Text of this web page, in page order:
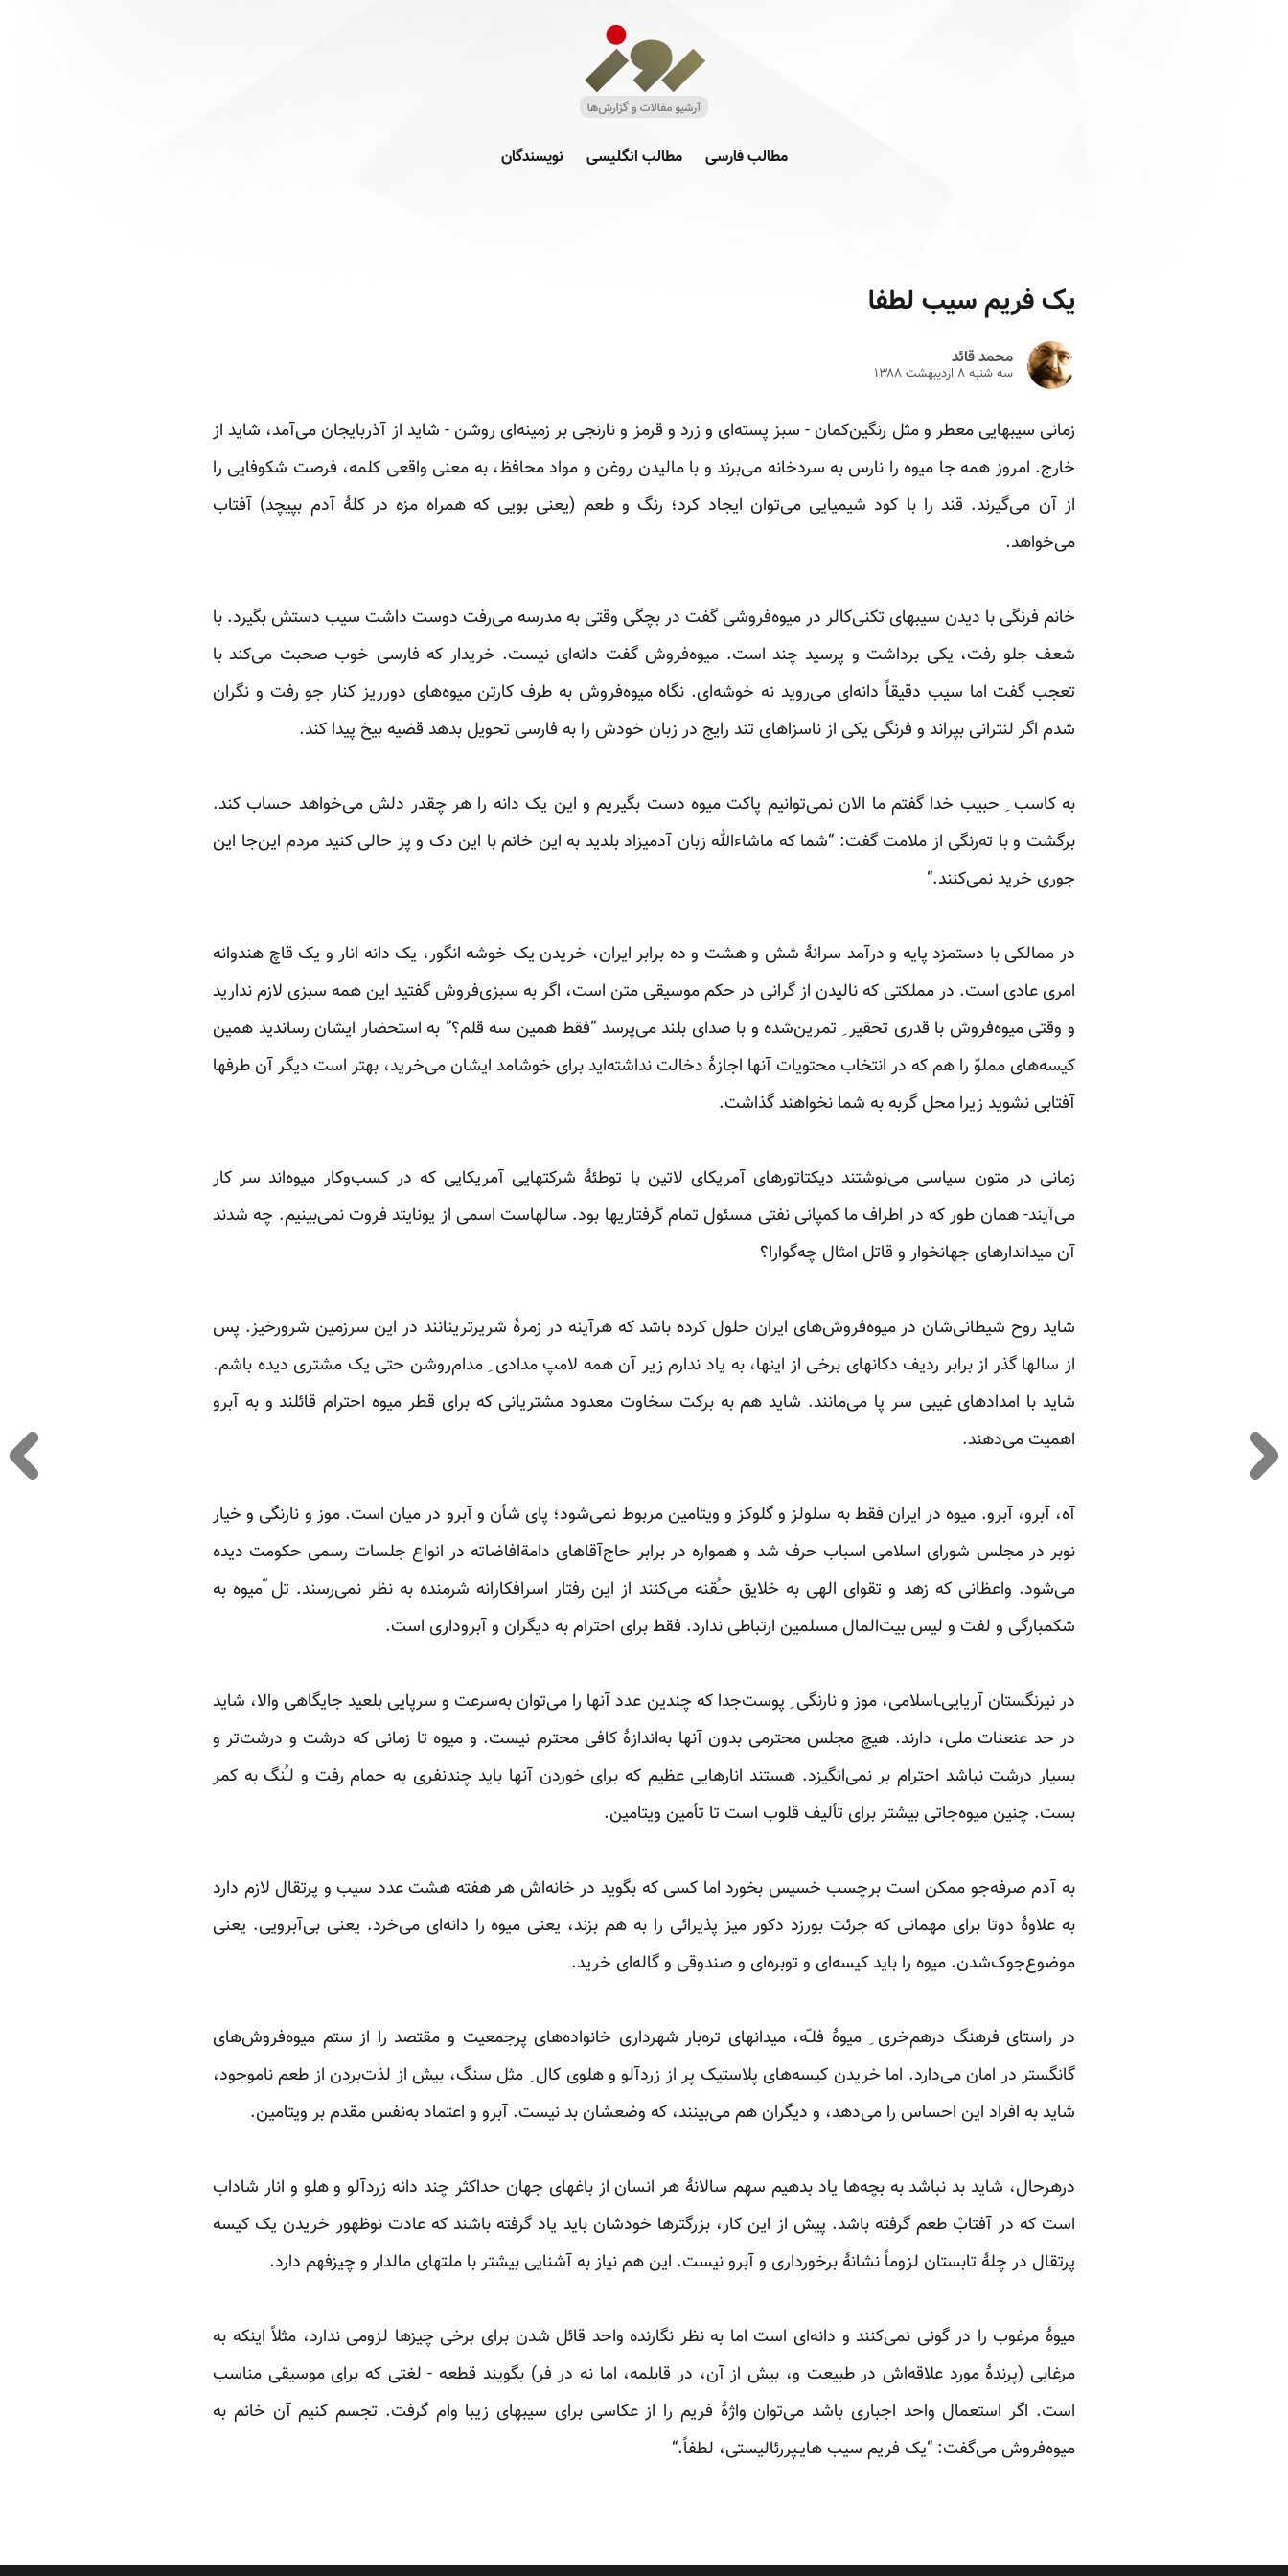
مطالب فارسی مطالب انگلیسی نویسندگان
یک فریم سیب لطفا
محمد قائد
سه شنبه ۸ ارديبهشت ۱۳۸۸
زمانی سیبهایی معطر و مثل رنگین‌کمان - سبز پسته‌ای و زرد و قرمز و نارنجی بر زمینه‌ای روشن - شاید از ‏آذربایجان می‌آمد، ‌شاید از
خارج. امروز همه جا میوه را نارس به سردخانه می‌برند و با مالیدن روغن و مواد ‏محافظ، به معنی‌ واقعی‌ کلمه، فرصت شکوفایی را
از آن می‌گیرند. قند را با کود شیمیایی می‌توان ایجاد کرد؛ رنگ و ‏طعم (یعنی بویی که همراه مزه در کلۀ آدم بپیچد) آفتاب
می‌خواهد. ‏
خانم فرنگی با دیدن سیبهای تکنی‌کالر در میوه‌فروشی گفت در بچگی وقتی به مدرسه می‌رفت دوست داشت سیب ‏دستش بگیرد. با
شعف جلو رفت، یکی برداشت و پرسید چند است. میوه‌فروش گفت دانه‌ای نیست. خریدار که ‏فارسی خوب صحبت می‌کند با
تعجب گفت اما سیب دقیقاً دانه‌ای می‌روید نه خوشه‌ای. نگاه میوه‌فروش به طرف ‏کارتن میوه‌های دورریز کنار جو رفت و نگران
شدم اگر لنترانی بپراند و فرنگی یکی از ناسزاهای تند رایج در زبان ‏خودش را به فارسی تحویل بدهد قضیه بیخ پیدا کند.‏
به کاسب ِ حبیب خدا گفتم ما الان نمی‌توانیم پاکت میوه دست بگیریم و این یک دانه را هر چقدر دلش می‌خواهد حساب ‏کند.
برگشت و با ته‌رنگی از ملامت گفت: “شما که ماشاء‌الله زبان آدمیزاد بلدید به این خانم با این دک‌ و پز حالی‌ کنید ‏مردم این‌جا این
جوری خرید نمی‌کنند.“‏
در ممالکی با دستمزد پایه و درآمد سرانۀ شش و هشت و ده برابر ایران، خریدن یک خوشه انگور،‌ یک دانه انار و یک ‏قاچ هندوانه
امری عادی‌ است. در مملکتی که نالیدن از گرانی در حکم موسیقی متن است، اگر به سبزی‌فروش گفتید ‏این همه سبزی لازم ندارید
و وقتی میوه‌فروش با قدری تحقیر ِ تمرین‌شده و با صدای‌ بلند می‌پرسد “فقط همین سه ‏قلم؟” به استحضار ایشان رساندید همین
کیسه‌های مملوّ را هم که در انتخاب محتویات آنها اجازۀ ‌دخالت نداشته‌اید برای‌ ‏خوشامد ایشان می‌خرید، بهتر است دیگر آن طرفها
آفتابی ‌نشوید زیرا محل گربه به شما نخواهند گذاشت.‏
زمانی در متون سیاسی می‌نوشتند دیکتاتورهای آمریکای لاتین با توطئۀ شرکتهایی آمریکایی که در کسب‌وکار میوه‌اند ‏سر کار
می‌آیند- همان طور که در اطراف ما کمپانی نفتی مسئول تمام گرفتاریها بود. سالهاست اسمی از یونایتد فروت‌ ‏نمی‌بینیم. چه شدند
آن میداندارهای جهانخوار و قاتل امثال چه‌گوارا؟
شاید روح شیطانی‌شان در میوه‌فروش‌های ایران حلول کرده باشد که هرآینه در زمرۀ شریرترینانند در این سرزمین ‏شرورخیز. پس
از سالها گذر از برابر ردیف دکانهای برخی از اینها، به یاد ندارم زیر آن همه لامپ مدادی ِ ‏مدام‌روشن حتی یک مشتری دیده باشم.
شاید با امدادهای غیبی سر پا می‌مانند. شاید هم به برکت سخاوت معدود ‏مشتریانی که برای قطر میوه احترام قائلند و به آبرو
اهمیت می‌دهند.‏
آه، آبرو، آبرو. میوه در ایران فقط به سلولز و گلوکز و ویتامین مربوط نمی‌شود؛ پای شأن و آبرو در میان است. ‏موز و نارنگی و خیار
نوبر در مجلس شورای اسلامی اسباب حرف شد و همواره در برابر حاج‌آقاهای دامة‌افاضاته ‏در انواع جلسات رسمی حکومت دیده
می‌شود. واعظانی که زهد و تقوای الهی به خلایق حـُقنه می‌کنند از این رفتار ‏اسرافکارانه شرمنده به نظر نمی‌رسند. تل ّمیوه به
شکمبارگی و لفت‌ و لیس بیت‌المال مسلمین ارتباطی ندارد. فقط ‏برای احترام به دیگران و آبروداری است.‏
در نیرنگستان آریایی‌ـاسلامی، موز و نارنگی ِ پوست‌جدا که چندین عدد آنها را می‌توان به‌سرعت و سرپایی بلعید ‏جایگاهی والا، شاید
در حد عنعنات ملی، دارند. هیچ مجلس محترمی بدون آنها به‌اندازۀ ‌کافی محترم نیست. و میوه تا ‏زمانی که درشت و درشت‌تر و
بسیار درشت نباشد احترام بر نمی‌انگیزد. هستند انارهایی‌ عظیم که برای خوردن آنها ‏باید چندنفری به حمام رفت و لـُنگ به کمر
بست. چنین میوه‌جاتی بیشتر برای تألیف قلوب است تا تأمین ویتامین.‏
به آدم صرفه‌جو ممکن است برچسب خسیس بخورد اما کسی که بگوید در ‌خانه‌اش هر هفته هشت عدد سیب و پرتقال ‏لازم دارد
به علاوۀ دوتا برای مهمانی که جرئت بورزد دکور میز پذیرائی را به هم بزند، یعنی میوه را دانه‌ای ‏می‌خرد. یعنی بی‌آبرویی. یعنی
موضوع‌جوک‌شدن. میوه را باید کیسه‌ای و توبره‌ای و صندوقی و گاله‌ای خرید.‏
در راستای فرهنگ درهم‌خری ِ میوۀ فلـّه،‌ میدانهای تره‌بار شهرداری خانواده‌های پرجمعیت و مقتصد را از ستم ‏میوه‌فروش‌های
گانگستر در امان می‌دارد. اما خریدن کیسه‌های پلاستیک پر از زردآلو و هلوی کال ِ مثل سنگ، بیش ‏از لذت‌بردن از طعم ناموجود،
شاید به افراد این احساس را می‌دهد، و دیگران هم می‌بینند، که وضعشان بد نیست. ‏آبرو و اعتماد به‌نفس مقدم بر ویتامین.‏
درهرحال، شاید بد نباشد به بچه‌ها یاد بدهیم سهم سالانۀ هر انسان از ‌باغهای جهان حداکثر چند دانه زردآلو و هلو و ‏انار شاداب
است که در آفتابْ طعم گرفته باشد. پیش از این کار، بزرگترها خودشان باید یاد گرفته باشند که عادت ‏نوظهور خریدن یک کیسه
پرتقال در چلۀ تابستان لزوماً نشانۀ برخورداری و آبرو نیست. این هم نیاز به آشنایی بیشتر ‏با ملتهای مالدار و چیزفهم دارد.‏
میوۀ‌ مرغوب را در گونی نمی‌کنند و دانه‌ای است اما به نظر نگارنده واحد قائل ‌شدن برای برخی چیزها لزومی ‏ندارد، مثلاً اینکه به
مرغابی (پرندۀ مورد علاقه‌اش در طبیعت و، بیش از آن، در قابلمه، اما نه در فر) بگویند قطعه -‌ ‏لغتی که برای موسیقی مناسب
است. اگر استعمال واحد اجباری باشد می‌توان واژۀ فریم را از عکاسی برای سیبهای ‏زیبا وام گرفت. تجسم کنیم آن خانم به
میوه‌فروش می‌گفت: “یک فریم سیب هایـپررئالیستی، لطفاً.“‏